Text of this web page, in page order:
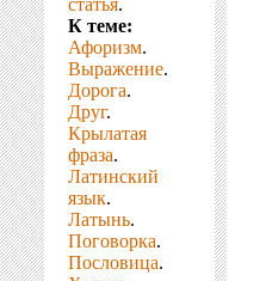
статья.
К теме:
Афоризм.
Выражение.
Дорога.
Друг.
Крылатая
фраза.
Латинский
язык.
Латынь.
Поговорка.
Пословица.